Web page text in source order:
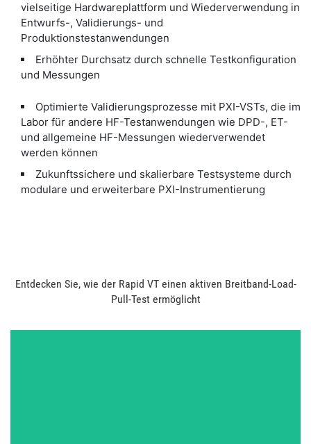
vielseitige Hardwareplattform und Wiederverwendung in
Entwurfs-, Validierungs- und
Produktionstestanwendungen
Erhöhter Durchsatz durch schnelle Testkonfiguration
und Messungen
Optimierte Validierungsprozesse mit PXI-VSTs, die im
Labor für andere HF-Testanwendungen wie DPD-, ET-
und allgemeine HF-Messungen wiederverwendet
werden können
Zukunftssichere und skalierbare Testsysteme durch
modulare und erweiterbare PXI-Instrumentierung
Entdecken Sie, wie der Rapid VT einen aktiven Breitband-Load-
Pull-Test ermöglicht